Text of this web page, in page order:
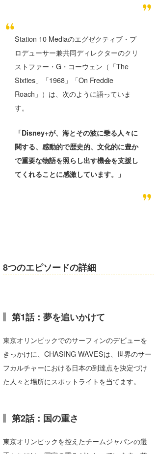
Station 10 Mediaのエグゼクティブ・プ
ロデューサー兼共同ディレクターのクリ
ストファー・G・コーウェン（「The
Sixties」「1968」「On Freddie
Roach」）は、次のように語っていま
す。
「Disney+が、海とその波に乗る人々に
関する、感動的で歴史的、文化的に豊か
で重要な物語を照らし出す機会を支援し
てくれることに感激しています。」
8つのエピソードの詳細
第1話：夢を追いかけて
東京オリンピックでのサーフィンのデビューを
きっかけに、CHASING WAVESは、世界のサー
フカルチャーにおける日本の到達点を決定づけ
た人々と場所にスポットライトを当てます。
第2話：国の重さ
東京オリンピックを控えたチームジャパンの選
予報士 hiro.
banpaku
Mr.K
Romisea